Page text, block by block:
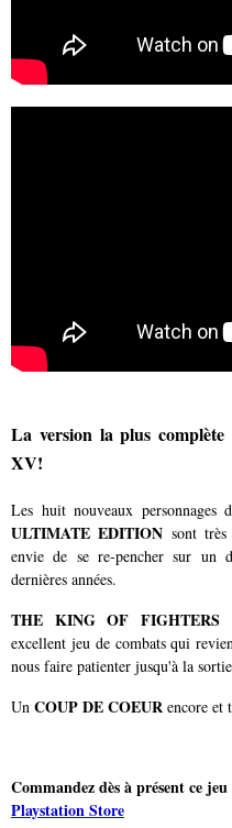
La version la plus
XV!
Les huit nouveaux personnages
ULTIMATE EDITION sont
envie de se re-pencher sur un
dernières années.
THE KING OF FIGHTERS
excellent jeu de combats qui
nous faire patienter jusqu'à la
Un COUP DE COEUR encore et
Commandez dès à présent ce
Playstation Store